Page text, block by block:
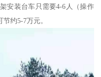
安装台车只需要4-6人（操作
约5-7万元。